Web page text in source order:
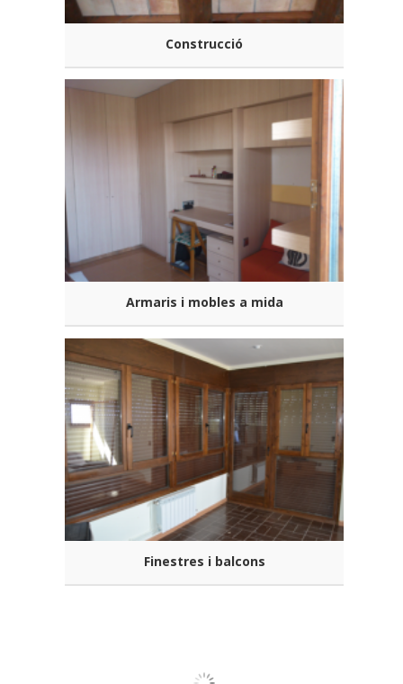
Construcció
Armaris i mobles a mida
Finestres i balcons